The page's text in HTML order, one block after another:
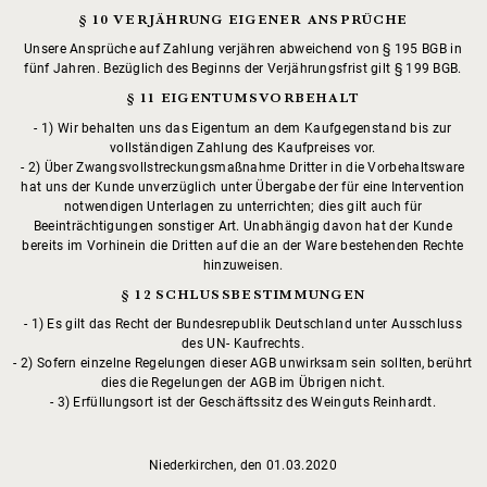
§ 10 VERJÄHRUNG EIGENER ANSPRÜCHE
Unsere Ansprüche auf Zahlung verjähren abweichend von § 195 BGB in
fünf Jahren. Bezüglich des Beginns der Verjährungsfrist gilt § 199 BGB.
§ 11 EIGENTUMSVORBEHALT
1) Wir behalten uns das Eigentum an dem Kaufgegenstand bis zur
vollständigen Zahlung des Kaufpreises vor.
2) Über Zwangsvollstreckungsmaßnahme Dritter in die Vorbehaltsware
hat uns der Kunde unverzüglich unter Übergabe der für eine Intervention
notwendigen Unterlagen zu unterrichten; dies gilt auch für
Beeinträchtigungen sonstiger Art. Unabhängig davon hat der Kunde
bereits im Vorhinein die Dritten auf die an der Ware bestehenden Rechte
hinzuweisen.
§ 12 SCHLUSSBESTIMMUNGEN
1) Es gilt das Recht der Bundesrepublik Deutschland unter Ausschluss
des UN- Kaufrechts.
2) Sofern einzelne Regelungen dieser AGB unwirksam sein sollten, berührt
dies die Regelungen der AGB im Übrigen nicht.
3) Erfüllungsort ist der Geschäftssitz des Weinguts Reinhardt.
Niederkirchen, den 01.03.2020